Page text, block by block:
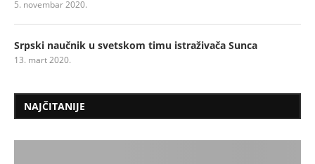
5. novembar 2020.
Srpski naučnik u svetskom timu istraživača Sunca
13. mart 2020.
NAJČITANIJE